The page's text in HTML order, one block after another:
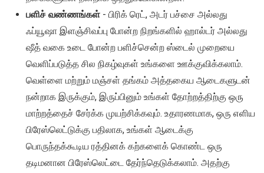
பளிச் வண்ணங்கள் - பிரிக் ரெட், அடர் பச்சை அல்லது
ஃப்யூஷா இளஞ்சிவப்பு போன்ற நிறங்களில் ஹால்டர் அல்லது
ஷீத் வகை உடை போன்ற பளிச்சென்ற ஸ்டைல் முறையை
வெளிப்படுத்த சில நிகழ்வுகள் உங்களை ஊக்குவிக்கலாம்.
வெள்ளை மற்றும் மஞ்சள் தங்கம் அத்தகைய ஆடைகளுடன்
நன்றாக இருக்கும், இருப்பினும் உங்கள் தோற்றத்திற்கு ஒரு
மாற்றத்தைச் சேர்க்க முயற்சிக்கவும். உதாரணமாக, ஒரு எளிய
பிரேஸ்லெட்டுக்கு பதிலாக, உங்கள் ஆடைக்கு
பொருந்தக்கூடிய ரத்தினக் கற்களைக் கொண்ட ஒரு
தடிமனான பிரேஸ்லெட்டை தேர்ந்தெடுக்கலாம். அதற்கு